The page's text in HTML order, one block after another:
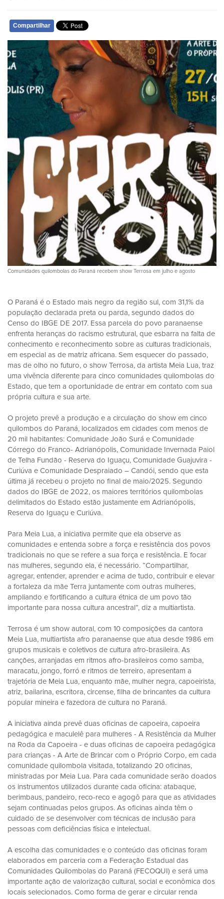
Compartilhar
Comunidades quilombolas do Paraná recebem show Terrosa em julho e agosto
O Paraná é o Estado mais negro da região sul, com 31,1% da
população declarada preta ou parda, segundo dados do
Censo do IBGE DE 2017. Essa parcela do povo paranaense
enfrenta heranças do racismo estrutural, que esbarra na falta de
conhecimento e reconhecimento sobre as culturas tradicionais,
em especial as de matriz africana. Sem esquecer do passado,
mas de olho no futuro, o show Terrosa, da artista Meia Lua, traz
uma vivência diferente para cinco comunidades quilombolas do
Estado, que tem a oportunidade de entrar em contato com sua
própria cultura e sua arte.
O projeto prevê a produção e a circulação do show em cinco
quilombos do Paraná, localizados em cidades com menos de
20 mil habitantes: Comunidade João Surá e Comunidade
Córrego do Franco- Adrianópolis, Comunidade Invernada Paiol
de Telha Fundão - Reserva do Iguaçu, Comunidade Guajuvira -
Curiúva e Comunidade Despraiado – Candói, sendo que esta
última já recebeu o projeto no final de maio/2025. Segundo
dados do IBGE de 2022, os maiores territórios quilombolas
delimitados do Estado estão justamente em Adrianópolis,
Reserva do Iguaçu e Curiúva.
Para Meia Lua, a iniciativa permite que ela observe as
comunidades e entenda sobre a força e resistência dos povos
tradicionais no que se refere a sua força e resistência. E focar
nas mulheres, segundo ela, é necessário. “Compartilhar,
agregar, entender, aprender e acima de tudo, contribuir e elevar
a fortaleza da mãe Terra juntamente com outras mulheres,
ampliando e fortificando a cultura étnica de um povo tão
importante para nossa cultura ancestral”, diz a multiartista.
Terrosa é um show autoral, com 10 composições da cantora
Meia Lua, multiartista afro paranaense que atua desde 1986 em
grupos musicais e coletivos de cultura afro-brasileira. As
canções, arranjadas em ritmos afro-brasileiros como samba,
maracatu, jongo, forró e ritmos de terreiro, apresentam a
trajetória de Meia Lua, enquanto mãe, mulher negra, capoeirista,
atriz, bailarina, escritora, circense, filha de brincantes da cultura
popular mineira e fazedora de cultura no Paraná.
A iniciativa ainda prevê duas oficinas de capoeira, capoeira
pedagógica e maculelê para mulheres - A Resistência da Mulher
na Roda da Capoeira - e duas oficinas de capoeira pedagógica
para crianças - A Arte de Brincar com o Próprio Corpo, em cada
comunidade quilombola visitada, totalizando 20 oficinas,
ministradas por Meia Lua. Para cada comunidade serão doados
os instrumentos utilizados durante cada oficina: atabaque,
berimbaus, pandeiro, reco-reco e agogô para que as atividades
sejam continuadas pelos grupos. As oficinas ainda têm o
cuidado de se desenvolver com técnicas de inclusão para
pessoas com deficiências física e intelectual.
A escolha das comunidades e o conteúdo das oficinas foram
elaborados em parceria com a Federação Estadual das
Comunidades Quilombolas do Paraná (FECOQUI) e será uma
importante ação de valorização cultural, social e econômica dos
locais selecionados. Como forma de gerar e circular renda